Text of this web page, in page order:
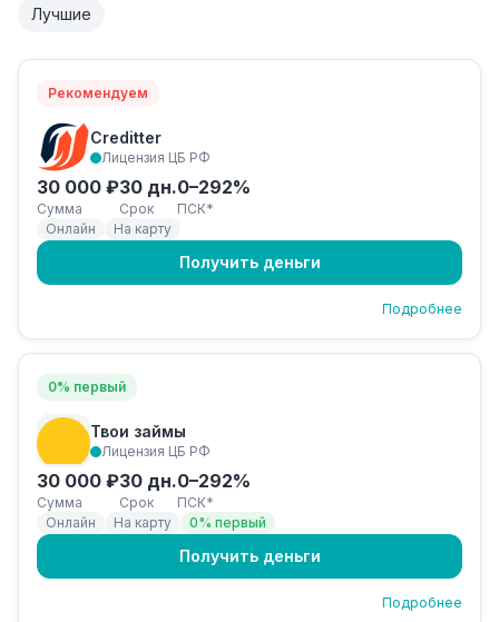
Лучшие
Рекомендуем
Creditter
Лицензия ЦБ РФ
30 000 ₽
Сумма
30 дн.
Срок
0–292%
ПСК*
Онлайн
На карту
Получить деньги
Подробнее
0% первый
Твои займы
Лицензия ЦБ РФ
30 000 ₽
Сумма
30 дн.
Срок
0–292%
ПСК*
Онлайн
На карту 0% первый
Получить деньги
Подробнее